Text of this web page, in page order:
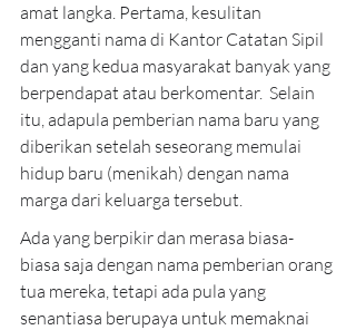
amat langka. Pertama, kesulitan
mengganti nama di Kantor Catatan Sipil
dan yang kedua masyarakat banyak yang
berpendapat atau berkomentar.  Selain
itu, adapula pemberian nama baru yang
diberikan setelah seseorang memulai
hidup baru (menikah) dengan nama
marga dari keluarga tersebut.
Ada yang berpikir dan merasa biasa-
biasa saja dengan nama pemberian orang
tua mereka, tetapi ada pula yang
senantiasa berupaya untuk memaknai